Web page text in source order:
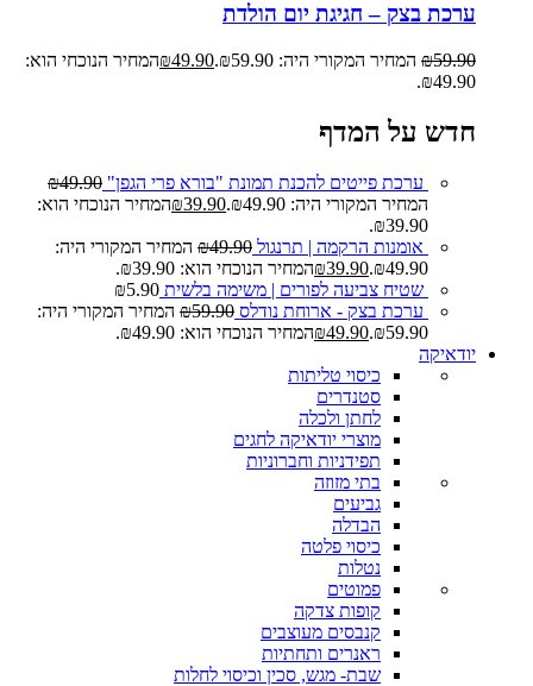
ערכת בצק – חגיגת יום הולדת
₪59.90 המחיר המקורי היה: ₪59.90. ₪49.90
המחיר הנוכחי הוא:
₪49.90.
חדש על המדף
ערכת פייטים להכנת תמונת "בורא פרי הגפן" ₪49.90
המחיר המקורי היה: ₪49.90.
₪39.90
המחיר הנוכחי הוא:
₪39.90.
אומנות הרקמה | תרנגול
₪49.90
המחיר המקורי היה:
₪49.90.
₪39.90
המחיר הנוכחי הוא: ₪39.90.
שטיח צביעה לפורים | משימה בלשית
₪5.90
ערכת בצק - ארוחת נודלס
₪59.90
המחיר המקורי היה:
₪59.90.
₪49.90
המחיר הנוכחי הוא: ₪49.90.
יודאיקה
כיסוי טליתות
סטנדרים
לחתן ולכלה
מוצרי יודאיקה לחגים
תפידניות וחברוניות
בתי מזוזה
גביעים
הבדלה
כיסוי פלטה
נטלות
פמוטים
קופות צדקה
קנבסים מעוצבים
ראנרים ותחתיות
שבת- מגש, סכין וכיסוי לחלות